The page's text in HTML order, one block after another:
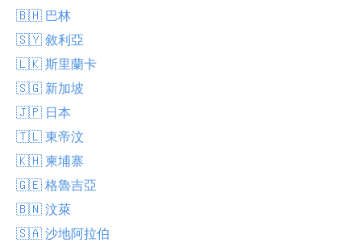
🇧🇭 巴林
🇸🇾 敘利亞
🇱🇰 斯里蘭卡
🇸🇬 新加坡
🇯🇵 日本
🇹🇱 東帝汶
🇰🇭 柬埔寨
🇬🇪 格魯吉亞
🇧🇳 汶萊
🇸🇦 沙地阿拉伯